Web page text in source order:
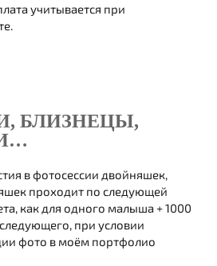
учитывается при
БЛИЗНЕЦЫ,
в фотосессии двойняшек,
проходит по следующей
как для одного малыша + 1000
при условии
фото в моём портфолио